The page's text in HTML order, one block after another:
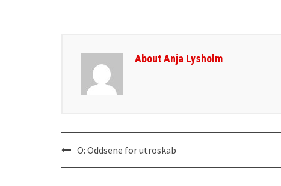
About Anja Lysholm
O: Oddsene for utroskab